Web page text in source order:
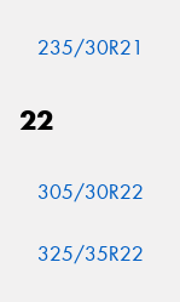
235/30R21
22
305/30R22
325/35R22